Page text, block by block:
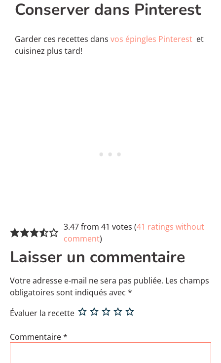
Conserver dans Pinterest
Garder ces recettes dans vos épingles Pinterest et
cuisinez plus tard!
3.47 from 41 votes (41 ratings without
comment)
Laisser un commentaire
Votre adresse e-mail ne sera pas publiée. Les champs
obligatoires sont indiqués avec *
Évaluer la recette
Commentaire*